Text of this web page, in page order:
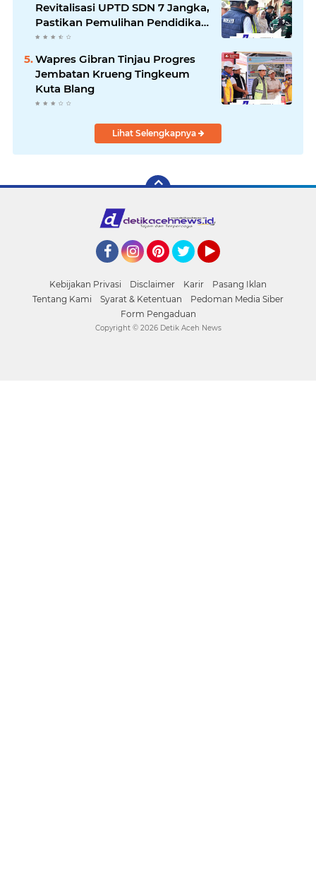
Revitalisasi UPTD SDN 7 Jangka,
Pastikan Pemulihan Pendidikan
Pascabencana Berjalan Optimal
Wapres Gibran Tinjau Progres
Jembatan Krueng Tingkeum
Kuta Blang
Lihat Selengkapnya
Kebijakan Privasi Disclaimer Karir
Pasang Iklan
Tentang Kami
Syarat & Ketentuan
Pedoman Media Siber
Form Pengaduan
Copyright © 2026 Detik Aceh News